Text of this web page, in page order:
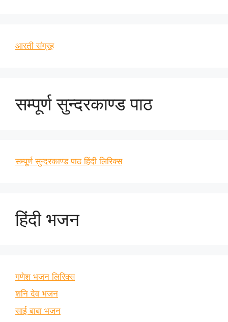
आरती संग्रह
सम्पूर्ण सुन्दरकाण्ड पाठ
सम्पूर्ण सुन्दरकाण्ड पाठ हिंदी लिरिक्स
हिंदी भजन
गणेश भजन लिरिक्स
शनि देव भजन
साई बाबा भजन